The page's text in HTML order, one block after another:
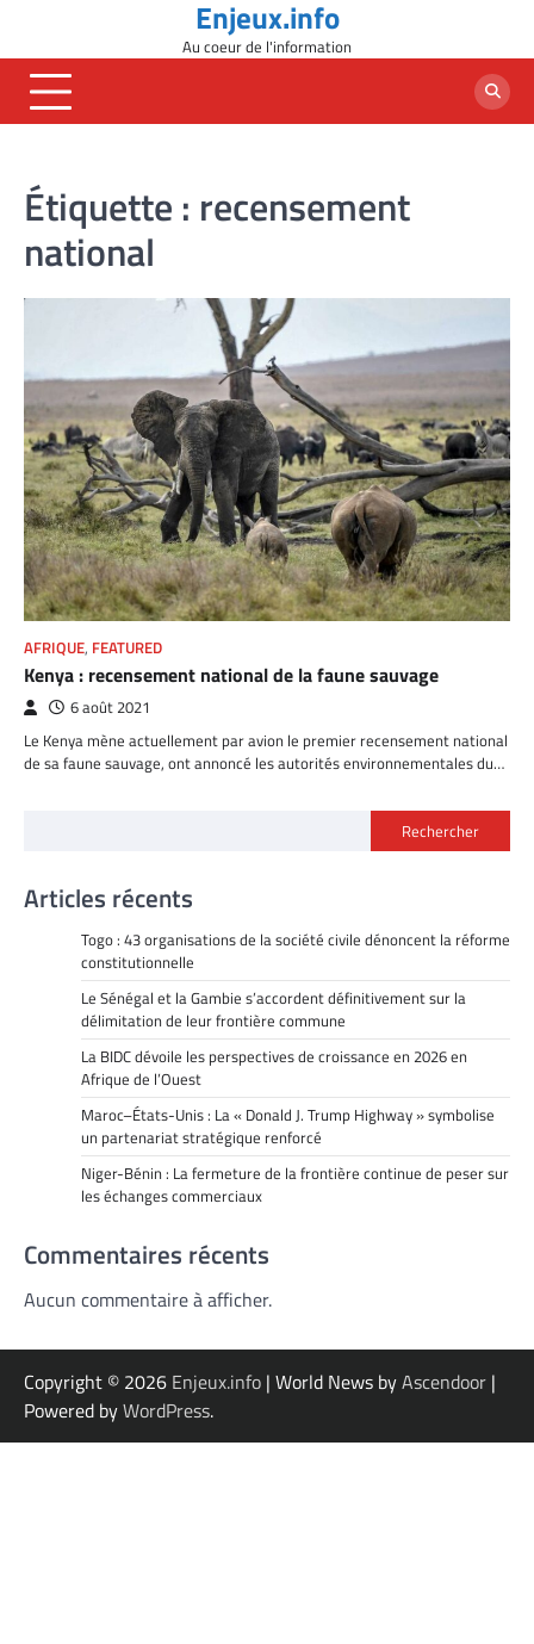
content
Enjeux.info
Au coeur de l'information
Étiquette : recensement
national
AFRIQUE, FEATURED
Kenya : recensement national de la faune sauvage
6 août 2021
Le Kenya mène actuellement par avion le premier recensement national
de sa faune sauvage, ont annoncé les autorités environnementales du…
Rechercher
Articles récents
Togo : 43 organisations de la société civile dénoncent la réforme
constitutionnelle
Le Sénégal et la Gambie s’accordent définitivement sur la
délimitation de leur frontière commune
La BIDC dévoile les perspectives de croissance en 2026 en
Afrique de l’Ouest
Maroc–États-Unis : La « Donald J. Trump Highway » symbolise
un partenariat stratégique renforcé
Niger-Bénin : La fermeture de la frontière continue de peser sur
les échanges commerciaux
Commentaires récents
Aucun commentaire à afficher.
Copyright © 2026 Enjeux.info | World News byAscendoor |
Powered byWordPress.